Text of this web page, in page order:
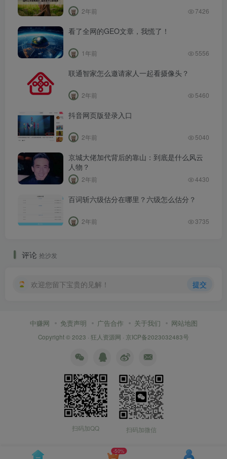
2年前 7426
看了全网的GEO文章，我慌了！
1年前 5556
联通智家怎么邀请家人一起看摄像头？
2年前 5460
抖音网页版登录入口
2年前 5040
京城大佬加代背后的靠山：到底是什么风云
人物？
2年前 4430
百词斩六级估分在哪里？六级怎么估分？
2年前 3735
评论 抢沙发
欢迎您留下宝贵的见解！ 提交
中赚网 免责声明 广告合作 关于我们 网站地图
Copyright © 2023 · 狂人资源网 · 京ICP备2023032483号
扫码加QQ 扫码加微信
-50%